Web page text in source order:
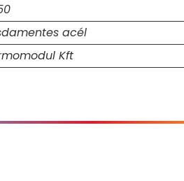
acél
Kft